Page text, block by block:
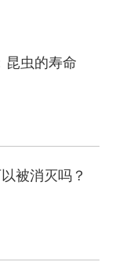
昆虫的寿命
被消灭吗？